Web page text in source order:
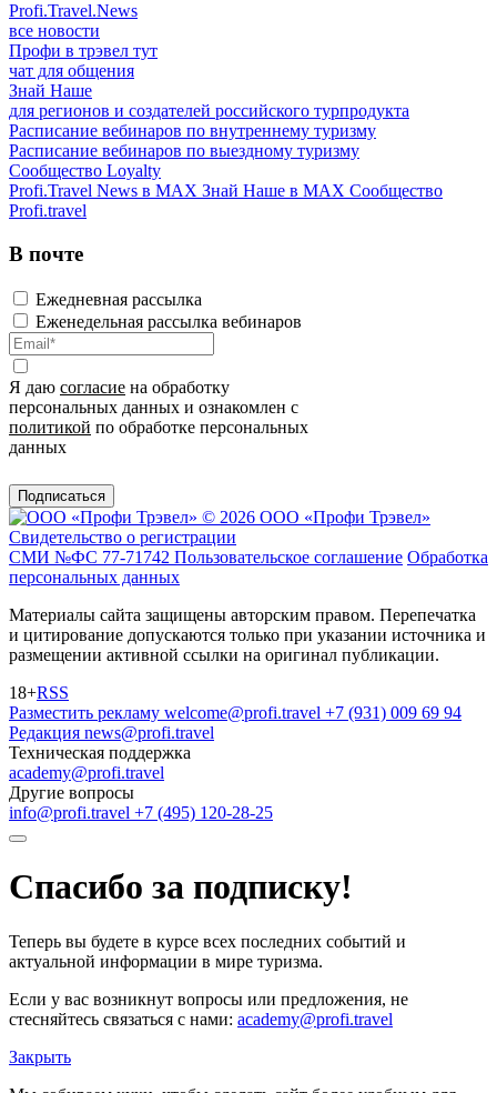
Profi.Travel.News
все новости
Профи в трэвел тут
чат для общения
Знай Наше
для регионов и создателей российского турпродукта
Расписание вебинаров по внутреннему туризму
Расписание вебинаров по выездному туризму
Сообщество Loyalty
Profi.Travel News в MAX Знай Наше в MAX Сообщество
Profi.travel
В почте
Ежедневная рассылка
Еженедельная рассылка вебинаров
Я даю согласие на обработку
персональных данных и ознакомлен с
политикой по обработке персональных
данных
Подписаться
© 2026 ООО «Профи Трэвeл»
Свидетельство о регистрации
СМИ №ФС 77-71742 Пользовательское соглашение Обработка
персональных данных
Материалы сайта защищены авторским правом. Перепечатка
и цитирование допускаются только при указании источника и
размещении активной ссылки на оригинал публикации.
18+RSS
Разместить рекламу welcome@profi.travel +7 (931) 009 69 94
Редакция news@profi.travel
Техническая поддержка
academy@profi.travel
Другие вопросы
info@profi.travel +7 (495) 120-28-25
Спасибо за подписку!
Теперь вы будете в курсе всех последних событий и
актуальной информации в мире туризма.
Если у вас возникнут вопросы или предложения, не
стесняйтесь связаться с нами: academy@profi.travel
Закрыть